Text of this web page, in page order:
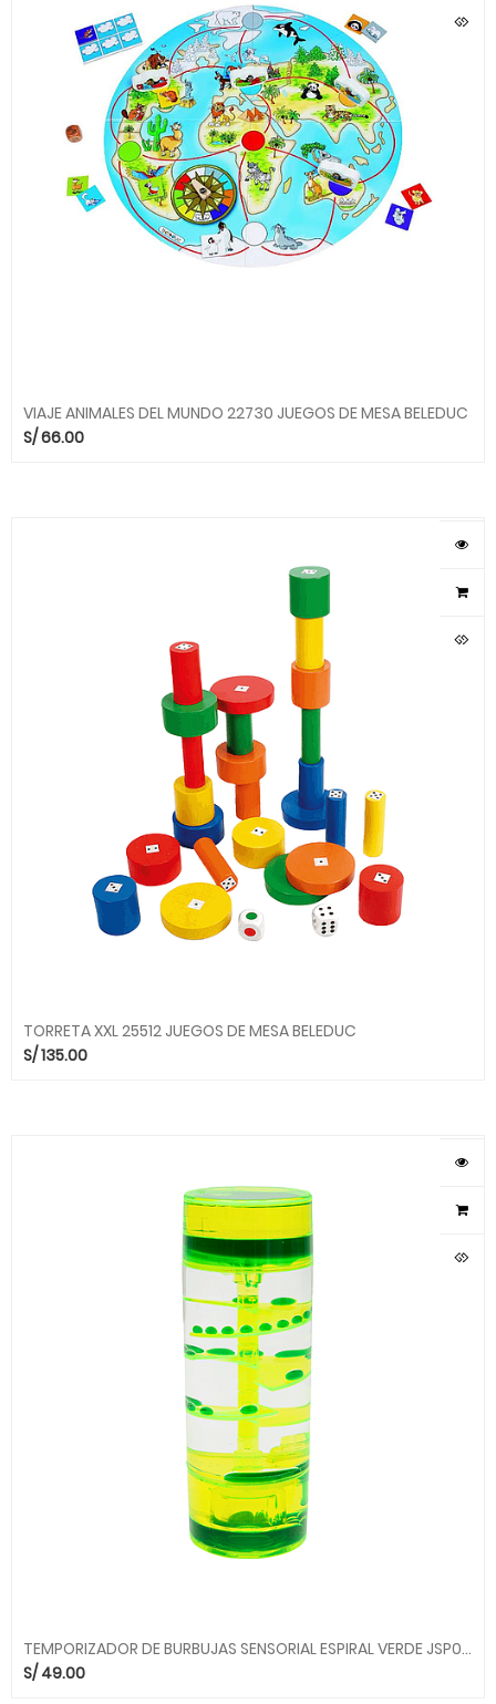
VIAJE ANIMALES DEL MUNDO 22730 JUEGOS DE MESA BELEDUC
S/66.00
TORRETA XXL 25512 JUEGOS DE MESA BELEDUC
S/135.00
TEMPORIZADOR DE BURBUJAS SENSORIAL ESPIRAL VERDE JSP017 ALEGRIA
S/49.00